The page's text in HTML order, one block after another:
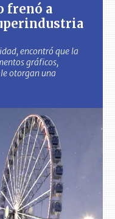
frenó a
encontró que la
gráficos,
otorgan una